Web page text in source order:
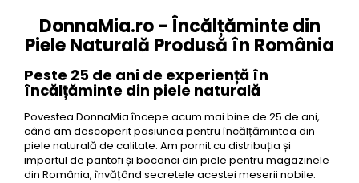
DonnaMia.ro - Încălțăminte din
Piele Naturală Produsă în România
Peste 25 de ani de experiență în
încălțăminte din piele naturală
Povestea DonnaMia începe acum mai bine de 25 de ani,
când am descoperit pasiunea pentru încălțămintea din
piele naturală de calitate. Am pornit cu distribuția și
importul de pantofi și bocanci din piele pentru magazinele
din România, învățând secretele acestei meserii nobile.